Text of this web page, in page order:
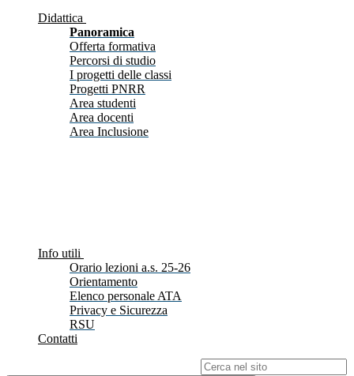
Didattica
Panoramica
Offerta formativa
Percorsi di studio
I progetti delle classi
Progetti PNRR
Area studenti
Area docenti
Area Inclusione
Info utili
Orario lezioni a.s. 25-26
Orientamento
Elenco personale ATA
Privacy e Sicurezza
RSU
Contatti